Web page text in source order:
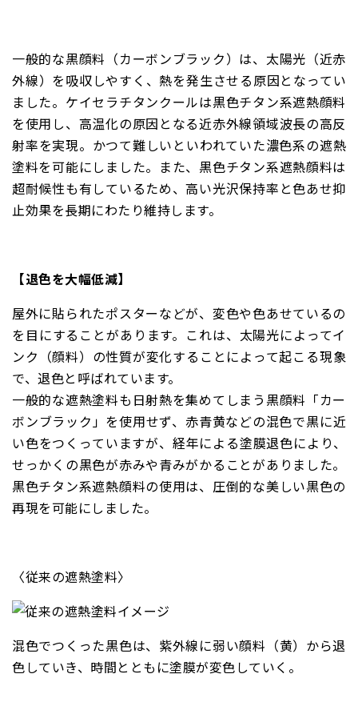
一般的な黒顔料（カーボンブラック）は、太陽光（近赤
外線）を吸収しやすく、熱を発生させる原因となってい
ました。ケイセラチタンクールは黒色チタン系遮熱顔料
を使用し、高温化の原因となる近赤外線領域波長の高反
射率を実現。かつて難しいといわれていた濃色系の遮熱
塗料を可能にしました。また、黒色チタン系遮熱顔料は
超耐候性も有しているため、高い光沢保持率と色あせ抑
止効果を長期にわたり維持します。
【退色を大幅低減】
屋外に貼られたポスターなどが、変色や色あせているの
を目にすることがあります。これは、太陽光によってイ
ンク（顔料）の性質が変化することによって起こる現象
で、退色と呼ばれています。
一般的な遮熱塗料も日射熱を集めてしまう黒顔料「カー
ボンブラック」を使用せず、赤青黄などの混色で黒に近
い色をつくっていますが、経年による塗膜退色により、
せっかくの黒色が赤みや青みがかることがありました。
黒色チタン系遮熱顔料の使用は、圧倒的な美しい黒色の
再現を可能にしました。
〈従来の遮熱塗料〉
混色でつくった黒色は、紫外線に弱い顔料（黄）から退
色していき、時間とともに塗膜が変色していく。